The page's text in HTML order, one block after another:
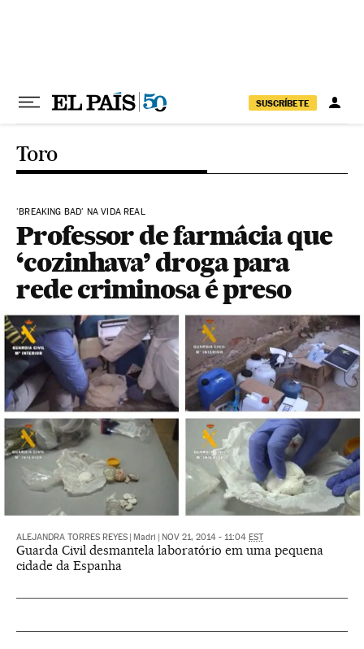
SUSCRÍBETE
Toro
'BREAKING BAD' NA VIDA REAL
Professor de farmácia que
‘cozinhava’ droga para
rede criminosa é preso
ALEJANDRA TORRES REYES Madri NOV 21, 2014 - 11:04 EST
Guarda Civil desmantela laboratório em uma pequena
cidade da Espanha